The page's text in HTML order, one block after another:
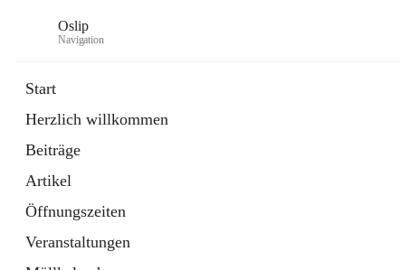
Oslip
Navigation
Start
Herzlich willkommen
Beiträge
Artikel
Öffnungszeiten
Veranstaltungen